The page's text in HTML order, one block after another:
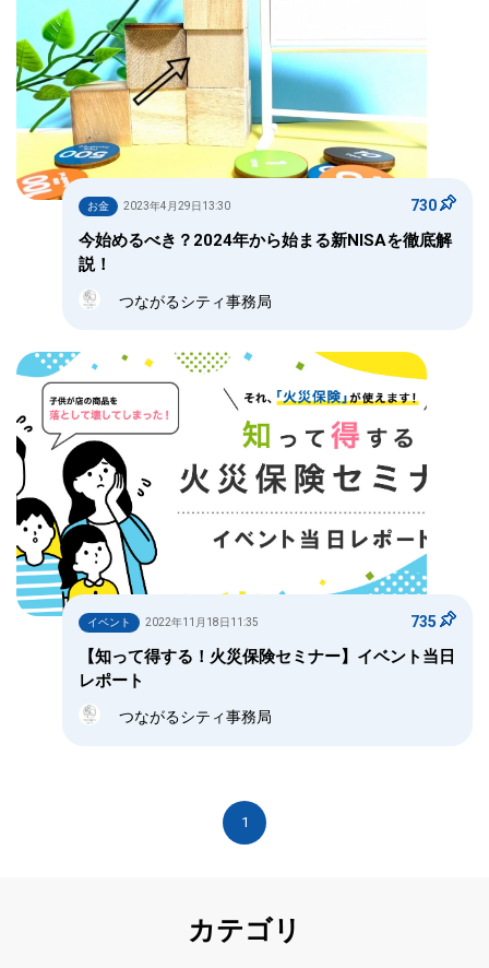
お金 2023年4月29日13:30 730
今始めるべき？2024年から始まる新NISAを徹底解
説！
つながるシティ事務局
イベント 2022年11月18日11:35 735
【知って得する！火災保険セミナー】イベント当日
レポート
つながるシティ事務局
1
カテゴリ